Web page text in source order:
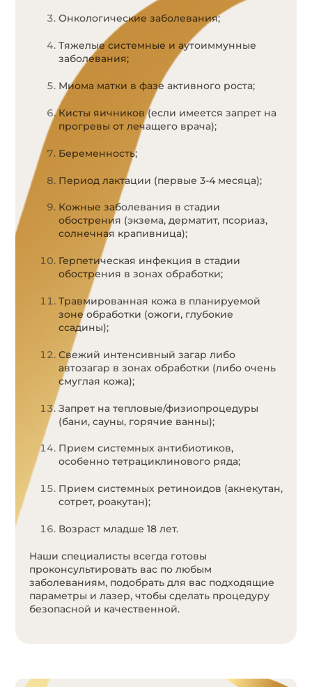
Онкологические заболевания;
Тяжелые системные и аутоиммунные
заболевания;
Миома матки в фазе активного роста;
Кисты яичников (если имеется запрет на
прогревы от лечащего врача);
Беременность;
Период лактации (первые 3-4 месяца);
Кожные заболевания в стадии
обострения (экзема, дерматит, псориаз,
солнечная крапивница);
Герпетическая инфекция в стадии
обострения в зонах обработки;
Травмированная кожа в планируемой
зоне обработки (ожоги, глубокие
ссадины);
Свежий интенсивный загар либо
автозагар в зонах обработки (либо очень
смуглая кожа);
Запрет на тепловые/физиопроцедуры
(бани, сауны, горячие ванны);
Прием системных антибиотиков,
особенно тетрациклинового ряда;
Прием системных ретиноидов (акнекутан,
сотрет, роакутан);
Возраст младше 18 лет.
Наши специалисты всегда готовы
проконсультировать вас по любым
заболеваниям, подобрать для вас подходящие
параметры и лазер, чтобы сделать процедуру
безопасной и качественной.